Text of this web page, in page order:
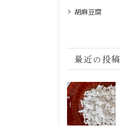
胡麻豆腐
最近の投稿